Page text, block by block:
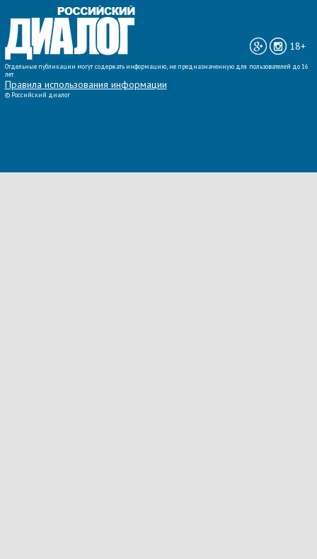
ВСЕ НОВОСТИ »
18+
Отдельные публикации могут содержать информацию, не предназначенную для пользователей до 16
лет.
Правила использования информации
© Российский диалог